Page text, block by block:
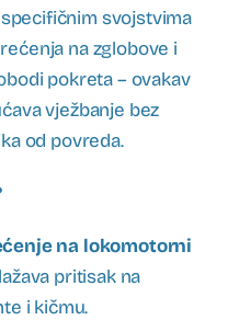
svojstvima
na zglobove i
pokreta – ovakav
vježbanje bez
od povreda.
na lokomotorni
pritisak na
i kičmu.